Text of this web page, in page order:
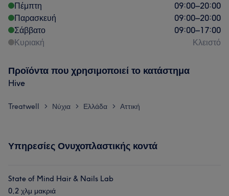
Πέμπτη
09:00–20:00
Παρασκευή
09:00–20:00
Σάββατο
09:00–17:00
Κυριακή
Κλειστό
Προϊόντα που χρησιμοποιεί το κατάστημα
Hive
Treatwell > Νύχια > Ελλάδα > Αττική
Υπηρεσίες Ονυχοπλαστικής κοντά
State of Mind Hair & Nails Lab
0,2 χλμ μακριά